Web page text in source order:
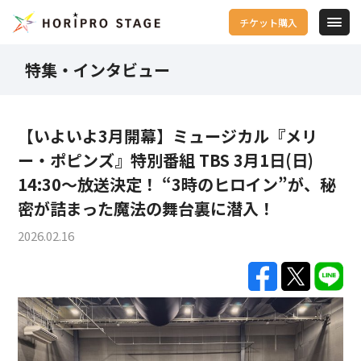
チケット購入
特集・インタビュー
【いよいよ3月開幕】ミュージカル『メリ
ー・ポピンズ』特別番組 TBS 3月1日(日)
14:30～放送決定！ “3時のヒロイン”が、秘
密が詰まった魔法の舞台裏に潜入！
2026.02.16